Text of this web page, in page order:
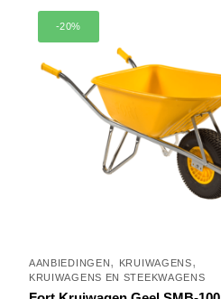
-20%
AANBIEDINGEN, KRUIWAGENS,
KRUIWAGENS EN STEEKWAGENS